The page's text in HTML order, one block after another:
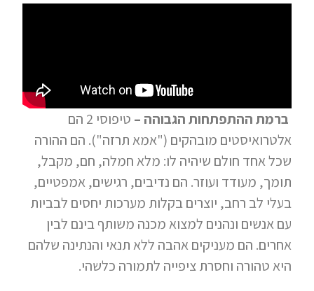
ברמת ההתפתחות הגבוהה –
טיפוסי 2 הם
אלטרואיסטים מובהקים ("אמא תרזה"). הם ההורה
שכל אחד חולם שיהיה לו: מלא חמלה, חם, מקבל,
תומך, מעודד ועוזר. הם נדיבים, רגישים, אמפטיים,
בעלי לב רחב, יוצרים בקלות מערכות יחסים לבביות
עם אנשים ונהנים למצוא מכנה משותף בינם לבין
אחרים. הם מעניקים אהבה ללא תנאי והנתינה שלהם
היא טהורה וחסרת ציפייה לתמורה כלשהי.